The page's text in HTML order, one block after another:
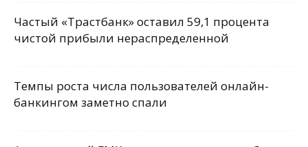
Частый «Трастбанк» оставил 59,1 процента
чистой прибыли нераспределенной
Темпы роста числа пользователей онлайн-
банкингом заметно спали